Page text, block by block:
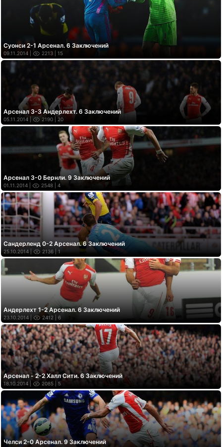
Суонси 2-1 Арсенал. 6 Заключений
09.11.2014 | 2213 | 15
Арсенал 3-3 Андерлехт. 6 Заключений
05.11.2014 | 2190 | 20
Арсенал 3-0 Бернли. 9 Заключений
01.11.2014 | 2548 | 4
Сандерленд 0-2 Арсенал. 6 Заключений
25.10.2014 | 2136 | 1
Андерлехт 1-2 Арсенал. 6 Заключений
23.10.2014 | 2412 | 6
Арсенал - 2-2 Халл Сити. 6 Заключений
18.10.2014 | 2085 | 5
Челси 2-0 Арсенал. 9 Заключений